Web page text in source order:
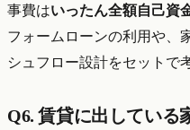
事費はいったん全額自己資
フォームローンの利用や、
シュフロー設計をセットで
Q6. 賃貸に出している